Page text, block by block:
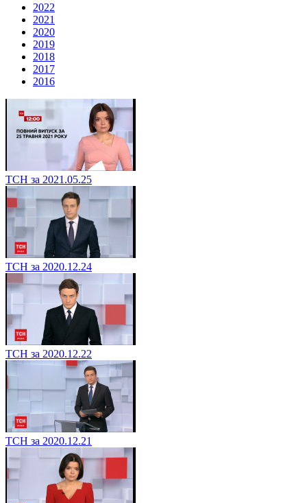
2022
2021
2020
2019
2018
2017
2016
ТСН за 2021.05.25
ТСН за 2020.12.24
ТСН за 2020.12.22
ТСН за 2020.12.21